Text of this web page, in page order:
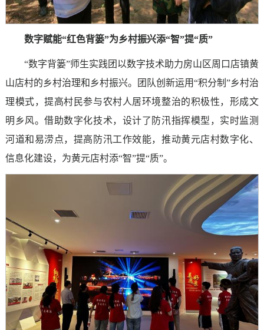
数字赋能“红色背篓”为乡村振兴添“智”提“质”
“数字背篓”师生实践团以数字技术助力房山区周口店镇黄
山店村的乡村治理和乡村振兴。团队创新运用“积分制”乡村治
理模式，提高村民参与农村人居环境整治的积极性，形成文
明乡风。借助数字化技术，设计了防汛指挥模型，实时监测
河道和易涝点，提高防汛工作效能，推动黄元店村数字化、
信息化建设，为黄元店村添“智”提“质”。